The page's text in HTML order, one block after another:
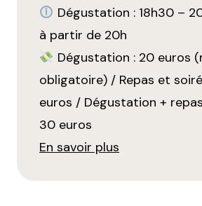
Dégustation : 18h30 –
à partir de 20h
Dégustation : 20 euros
obligatoire) / Repas et
euros / Dégustation +
30 euros
En savoir plus